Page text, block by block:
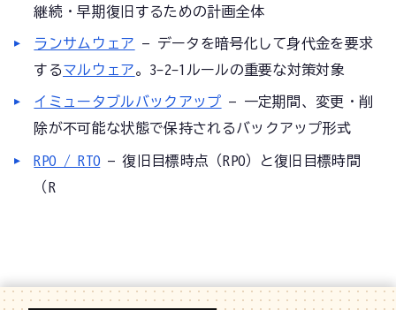
継続・早期復旧するための計画全体
ランサムウェア
— データを暗号化して身代金を要求
するマルウェア。3-2-1ルールの重要な対策対象
イミュータブルバックアップ — 一定期間、変更・削
除が不可能な状態で保持されるバックアップ形式
RPO / RTO — 復旧目標時点（RPO）と復旧目標時間
（R